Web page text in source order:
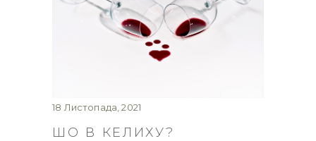
18 Листопада, 2021
ШО В КЕЛИХУ?